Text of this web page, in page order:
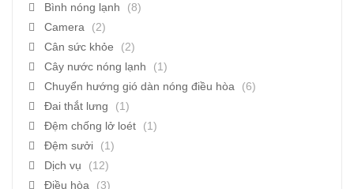
Bình nóng lạnh
(8)
Camera
(2)
Cân sức khỏe
(2)
Cây nước nóng lạnh
(1)
Chuyển hướng gió dàn nóng điều hòa
(6)
Đai thắt lưng
(1)
Đệm chống lở loét
(1)
Đệm sưởi
(1)
Dịch vụ
(12)
Điều hòa
(3)